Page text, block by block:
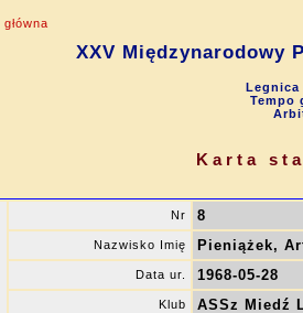
XXV Międzynarodowy
Legnica
Tempo
Karta
Nr 8
Nazwisko Imię Pieniążek,
Data ur. 1968-05-28
Klub ASSz Miedź